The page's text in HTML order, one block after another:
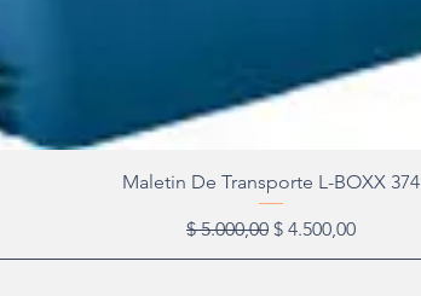
Maletin De Transporte L-BOXX 374
Precio
$ 5.000,00 Precio de oferta
$ 4.500,00